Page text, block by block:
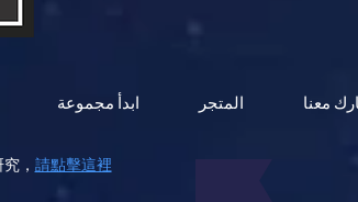
ابدأ مجموعة المتجر معنا
， 請點擊這裡